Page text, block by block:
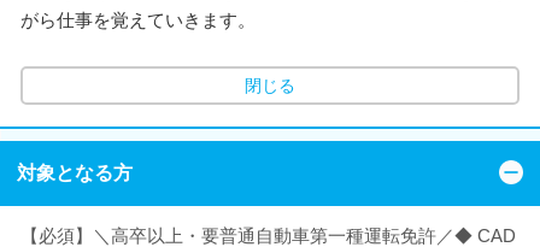
がら仕事を覚えていきます。
閉じる
対象となる方
【必須】＼高卒以上・要普通自動車第一種運転免許／◆ CAD